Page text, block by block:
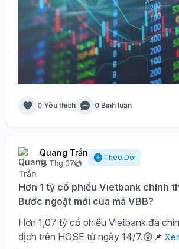
0 Yêu thích 0 Bình luận
Quang Trần
14 Thg 07
Theo Dõi
Hơn 1 tỷ cổ phiếu Vietbank chính
Bước ngoặt mới của mã VBB?
Hơn 1,07 tỷ cổ phiếu Vietbank đã
dịch trên HOSE từ ngày 14/7.😲📌